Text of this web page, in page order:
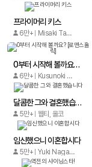
프라이머리 키스
6만+ Misaki Tachibana,Rei Magami
0부터 시작해 볼까요? [로맨스홀릭]
6만+ Kusunoki Moko
달콤한 그와 결혼했습니다
5만+ 웹티, 올코
임신했으니 이혼합시다
5만+ Yuki Nagano, Akira Kanbe